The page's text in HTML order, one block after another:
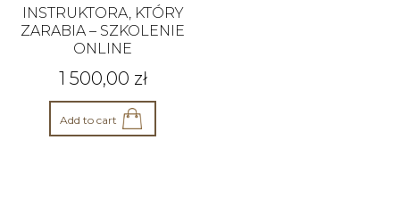
INSTRUKTORA, KTÓRY
ZARABIA – SZKOLENIE
ONLINE
1 500,00 zł
Add to cart